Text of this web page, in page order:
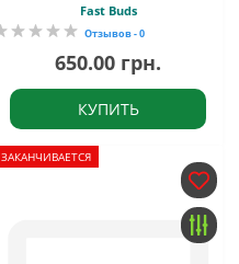
Fast Buds
Отзывов - 0
650.00 грн.
КУПИТЬ
ЗАКАНЧИВАЕТСЯ